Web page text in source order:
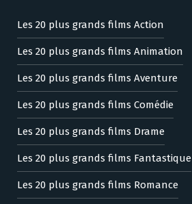
Les 20 plus grands films Action
Les 20 plus grands films Animation
Les 20 plus grands films Aventure
Les 20 plus grands films Comédie
Les 20 plus grands films Drame
Les 20 plus grands films Fantastique
Les 20 plus grands films Romance